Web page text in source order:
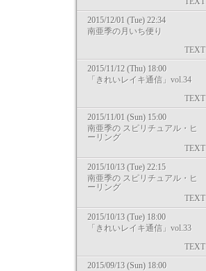
2015/12/01 (Tue) 22:34
南亜季の月いち便り
TEXT
2015/11/12 (Thu) 18:00
「きれいレイキ通信」vol.34
TEXT
2015/11/01 (Sun) 15:00
南亜季の スピリチュアル・ヒ
ーリング
TEXT
2015/10/13 (Tue) 22:15
南亜季の スピリチュアル・ヒ
ーリング
TEXT
2015/10/13 (Tue) 18:00
「きれいレイキ通信」vol.33
TEXT
2015/09/13 (Sun) 18:00